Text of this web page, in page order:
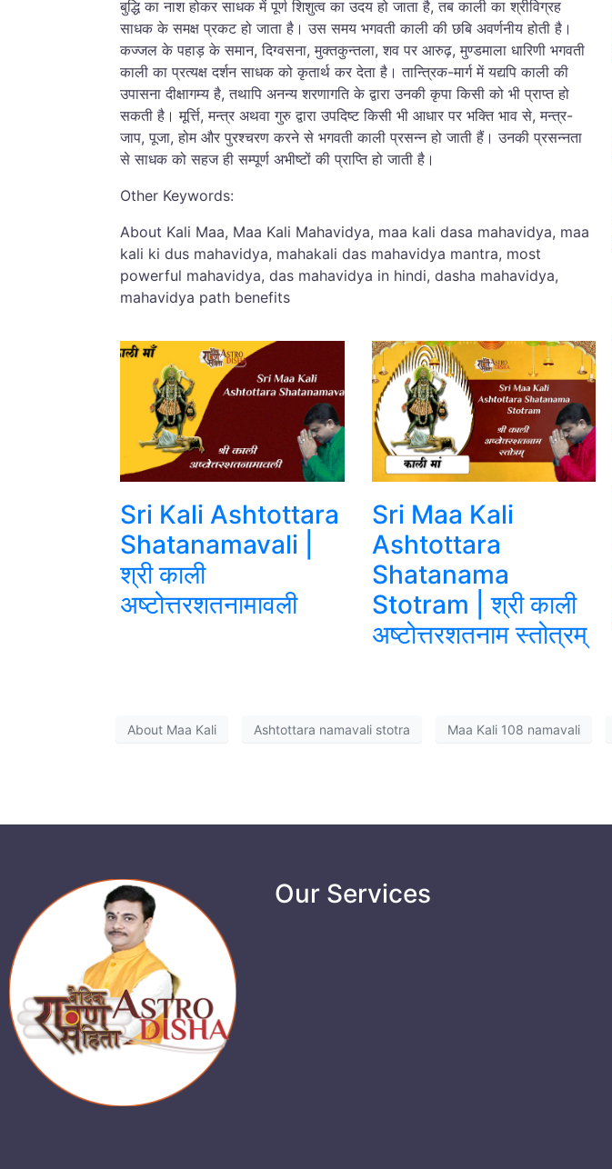
बुद्धि का नाश होकर साधक में पूर्ण शिशुत्व का उदय हो जाता है, तब काली का श्रीविग्रह
साधक के समक्ष प्रकट हो जाता है। उस समय भगवती काली की छबि अवर्णनीय होती है।
कज्जल के पहाड़ के समान, दिग्वसना, मुक्तकुन्तला, शव पर आरुढ़, मुण्डमाला धारिणी भगवती
काली का प्रत्यक्ष दर्शन साधक को कृतार्थ कर देता है। तान्त्रिक-मार्ग में यद्यपि काली की
उपासना दीक्षागम्य है, तथापि अनन्य शरणागति के द्वारा उनकी कृपा किसी को भी प्राप्त हो
सकती है। मूर्त्ति, मन्त्र अथवा गुरु द्वारा उपदिष्ट किसी भी आधार पर भक्ति भाव से, मन्त्र-
जाप, पूजा, होम और पुरश्चरण करने से भगवती काली प्रसन्न हो जाती हैं। उनकी प्रसन्नता
से साधक को सहज ही सम्पूर्ण अभीष्टों की प्राप्ति हो जाती है।
Other Keywords:
About Kali Maa, Maa Kali Mahavidya, maa kali dasa mahavidya, maa
kali ki dus mahavidya, mahakali das mahavidya mantra, most
powerful mahavidya, das mahavidya in hindi, dasha mahavidya,
mahavidya path benefits
Sri Kali Ashtottara
Shatanamavali |
श्री काली
अष्टोत्तरशतनामावली
Sri Maa Kali
Ashtottara
Shatanama
Stotram | श्री काली
अष्टोत्तरशतनाम स्तोत्रम्
About Maa Kali Ashtottara namavali stotra Maa Kali 108 namavali
Our Services